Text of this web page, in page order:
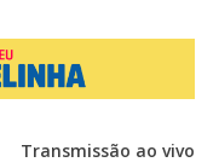
Transmissão ao vivo